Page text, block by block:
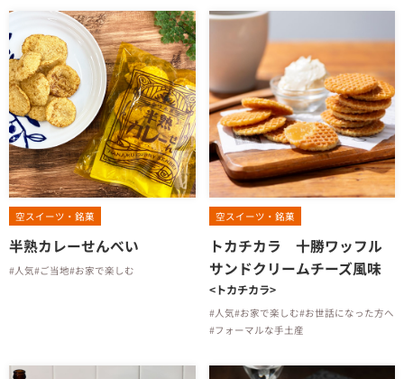
空スイーツ・銘菓
半熟カレーせんべい
#人気#ご当地#お家で楽しむ
空スイーツ・銘菓
トカチカラ 十勝ワッフル
サンドクリームチーズ風味
<トカチカラ>
#人気#お家で楽しむ#お世話になった方へ
#フォーマルな手土産